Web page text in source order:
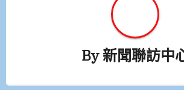
By新聞聯訪中